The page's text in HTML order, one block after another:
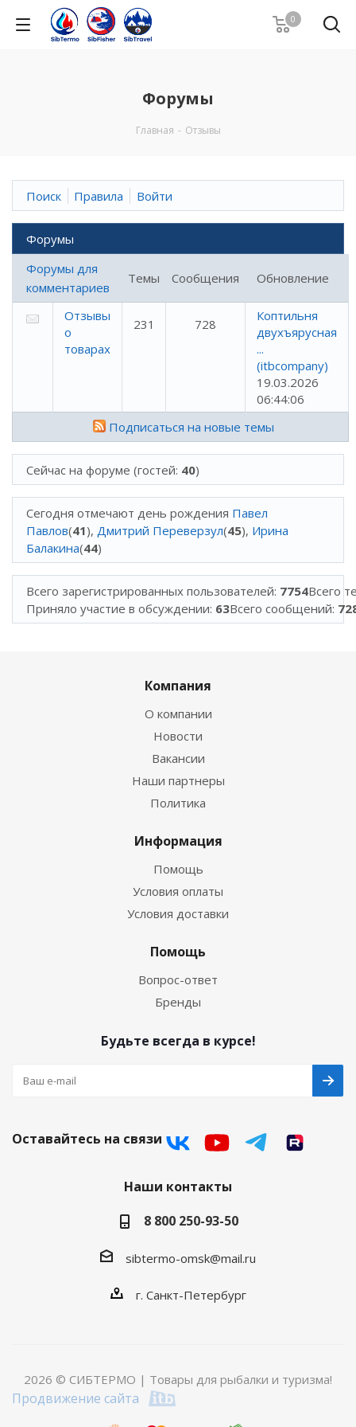
0
Форумы
Главная - Отзывы
Поиск Правила Войти
Форумы
Форумы для
комментариев
Темы Сообщения Обновление
Отзывы
о
товарах
231 728
Коптильня
двухъярусная
...
(itbcompany)
19.03.2026
06:44:06
Подписаться на новые темы
Сейчас на форуме (гостей: 40)
Сегодня отмечают день рождения Павел
Павлов(41), Дмитрий Переверзул(45), Ирина
Балакина(44)
Всего зарегистрированных пользователей: 7754
Приняло участие в обсуждении: 63
Всего
Всего сообщений:
Компания
О компании
Новости
Вакансии
Наши партнеры
Политика
Информация
Помощь
Условия оплаты
Условия доставки
Помощь
Вопрос-ответ
Бренды
Будьте всегда в курсе!
Оставайтесь на связи
Наши контакты
8 800 250-93-50
sibtermo-omsk@mail.ru
г. Санкт-Петербург
2026 © СИБТЕРМО | Товары для рыбалки и туризма!
Продвижение сайта